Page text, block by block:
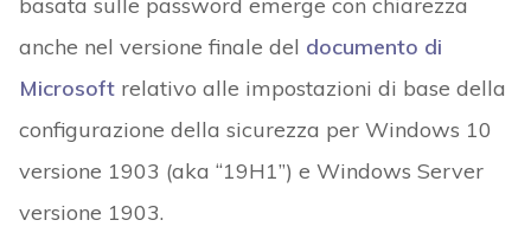
anche nel versione finale del documento di
Microsoftrelativo alle impostazioni di base della
configurazione della sicurezza per Windows 10
versione 1903 (aka “19H1”) e Windows Server
versione 1903.